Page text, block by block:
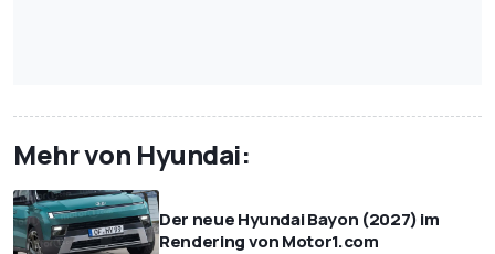
Mehr von Hyundai:
Der neue Hyundai Bayon (2027) im
Rendering von Motor1.com